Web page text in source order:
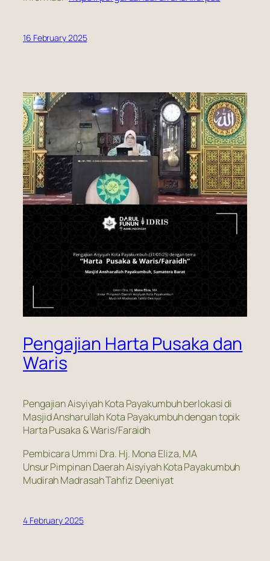
16 February 2025
Pengajian Harta Pusaka dan
Waris
Pengajian Aisyiyah Kota Payakumbuh berlokasi di
Masjid Ansharullah Kota Payakumbuh dengan topik
Harta Pusaka & Waris/Faraidh
Pembicara Ummi Dra. Hj. Mona Eliza, MA
Unsur Pimpinan Daerah Aisyiyah Kota Payakumbuh
Mudirah Madrasah Tahfiz Deeniyat
4 February 2025